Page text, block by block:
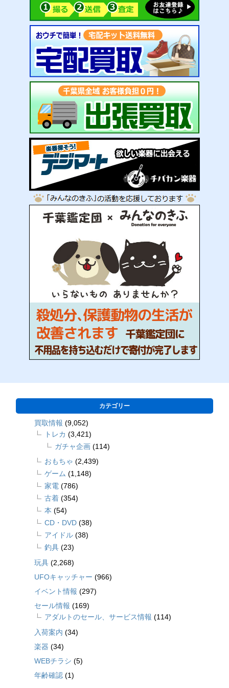
カテゴリー
買取情報 (9,052)
トレカ (3,421)
ガチャ企画 (114)
おもちゃ (2,439)
ゲーム (1,148)
家電 (786)
古着 (354)
本 (54)
CD・DVD (38)
アイドル (38)
釣具 (23)
玩具 (2,268)
UFOキャッチャー (966)
イベント情報 (297)
セール情報 (169)
アダルトのセール、サービス情報 (114)
入荷案内 (34)
楽器 (34)
WEBチラシ (5)
年齢確認 (1)